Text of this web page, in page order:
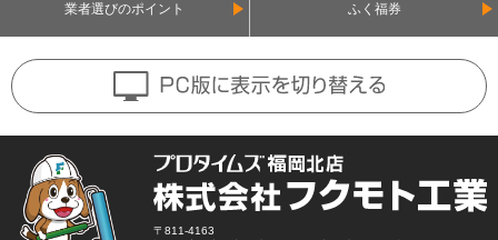
業者選びのポイント ふく福券
〒811-4163